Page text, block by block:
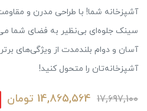
آشپزخانه شما! با طراحی مدرن و
سینک جلوه‌ای بی‌نظیر به فضای شما
آسان و دوام بلندمدت از ویژگی‌های
آشپزخانه‌تان را متحول کنید!
17,697,100
14,865,564 تومان